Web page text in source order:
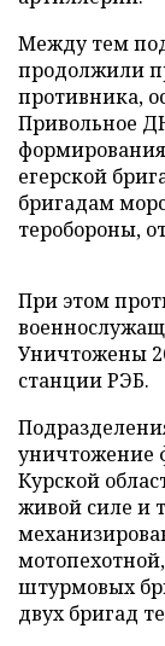
Между тем
продолжили
противника,
Привольное
егерской
бригадам
теробороны,
При этом
Уничтожены
станции РЭБ.
уничтожение
Курской
живой силе и
штурмовых
двух бригад